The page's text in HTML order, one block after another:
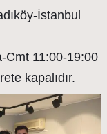
İstanbul
Cmt 11:00-19:00
kapalıdır.